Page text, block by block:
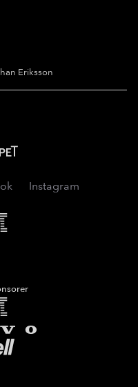
Eriksson
Instagram